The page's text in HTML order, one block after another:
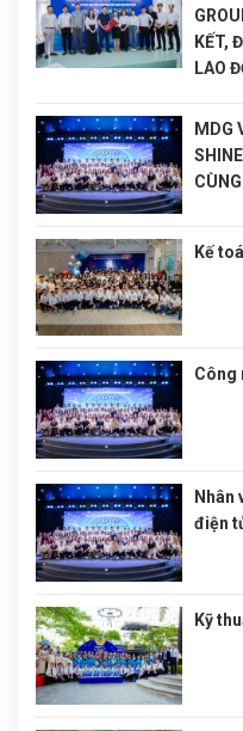
KẾT,
LAO
MDG
Kế
Công
Nhân
điện
Kỹ